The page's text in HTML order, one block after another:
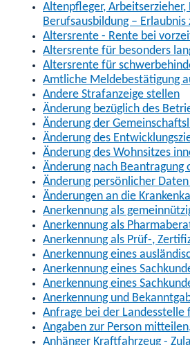
Altenpfleger, Arbeitserzieher,
Berufsausbildung –
Altersrente - Rente bei
Altersrente für besonders
Altersrente für
Amtliche Meldebestätigung
Andere Strafanzeige stellen
Änderung bezüglich des
Änderung der
Änderung des
Änderung des Wohnsitzes
Änderung nach
Änderung persönlicher
Änderungen an die
Anerkennung als
Anerkennung als
Anerkennung als Prüf-,
Anerkennung eines
Anerkennung eines
Anerkennung eines
Anerkennung und
Anfrage bei der
Angaben zur Person
Anhänger Kraftfahrzeug -